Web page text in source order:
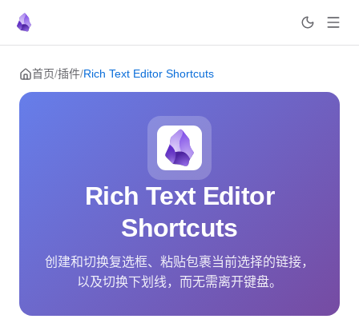
Skip to content
首页/插件/Rich Text Editor Shortcuts
Rich Text Editor
Shortcuts
创建和切换复选框、粘贴包裹当前选择的链接，
以及切换下划线，而无需离开键盘。